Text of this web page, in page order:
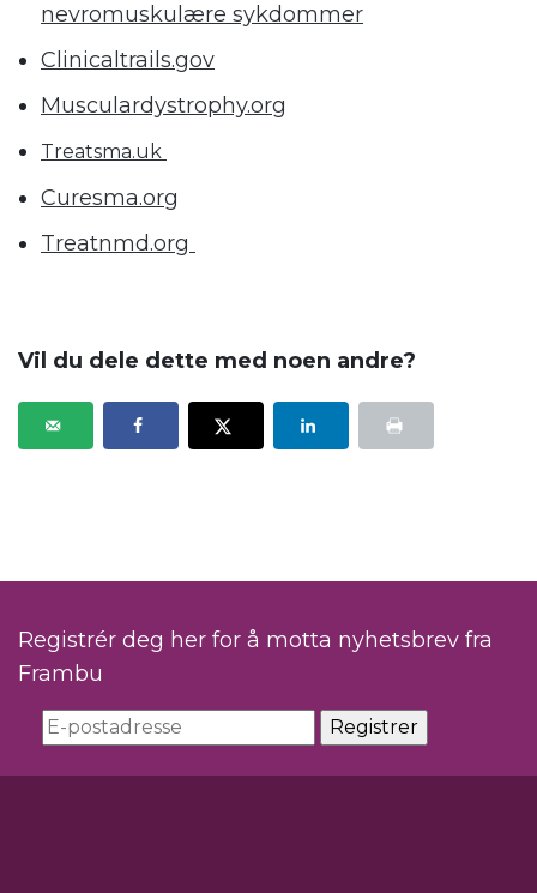
nevromuskulære sykdommer
Clinicaltrails.gov
Musculardystrophy.org
Treatsma.uk
Curesma.org
Treatnmd.org
Vil du dele dette med noen andre?
Registrér deg her for å motta nyhetsbrev fra
Frambu